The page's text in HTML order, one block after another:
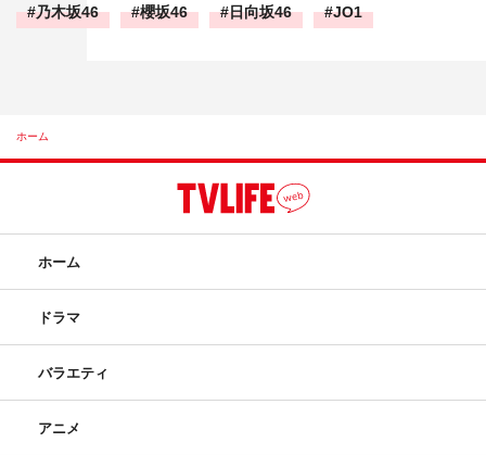
乃木坂46 櫻坂46 日向坂46 JO1
ホーム
ホーム
ドラマ
バラエティ
アニメ